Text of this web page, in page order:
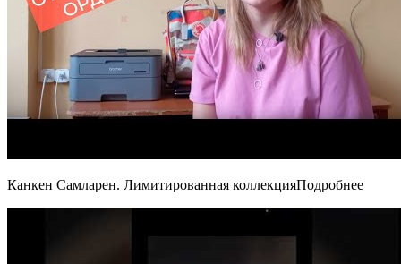
Канкен Самларен. Лимитированная коллекцияПодробнее